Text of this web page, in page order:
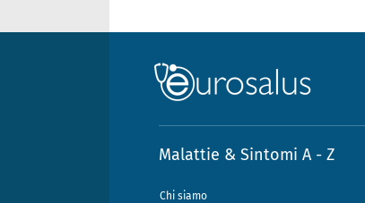
Malattie & Sintomi A - Z
Chi siamo